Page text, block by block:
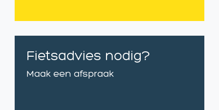
Fietsadvies nodig?
Maak een afspraak